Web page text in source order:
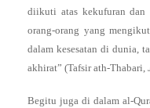
diikuti atas kekufuran dan
orang-orang yang
dalam kesesatan di dunia,
akhirat” (Tafsir ath-Thabari,
Begitu juga di dalam al-